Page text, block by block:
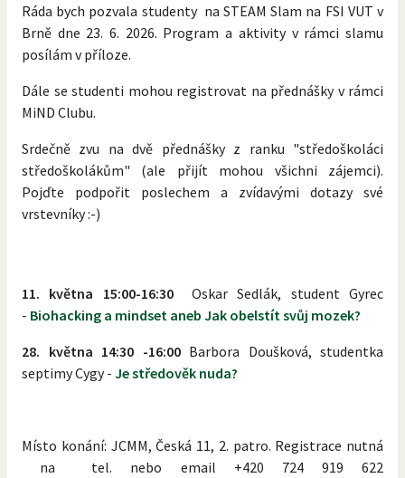
Ráda bych pozvala studenty na STEAM Slam na FSI VUT v
Brně dne 23. 6. 2026. Program a aktivity v rámci slamu
posílám v příloze.
Dále se studenti mohou registrovat na přednášky v rámci
MiND Clubu.
Srdečně zvu na dvě přednášky z ranku "středoškoláci
středoškolákům" (ale přijít mohou všichni zájemci).
Pojďte podpořit poslechem a zvídavými dotazy své
vrstevníky :-)
11. května 15:00-16:30Oskar Sedlák, student Gyrec
- Biohacking a mindset aneb Jak obelstít svůj mozek?
28. května 14:30 -16:00Barbora Doušková, studentka
septimy Cygy - Je středověk nuda?
Místo konání: JCMM, Česká 11, 2. patro. Registrace nutná
na tel. nebo email +420 724 919 622